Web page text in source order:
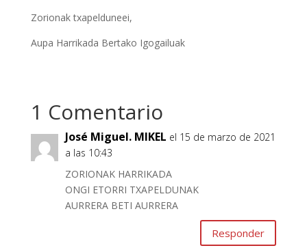
Zorionak txapelduneei,
Aupa Harrikada Bertako Igogailuak
1 Comentario
José Miguel. MIKEL el 15 de marzo de 2021
a las 10:43
ZORIONAK HARRIKADA
ONGI ETORRI TXAPELDUNAK
AURRERA BETI AURRERA
Responder